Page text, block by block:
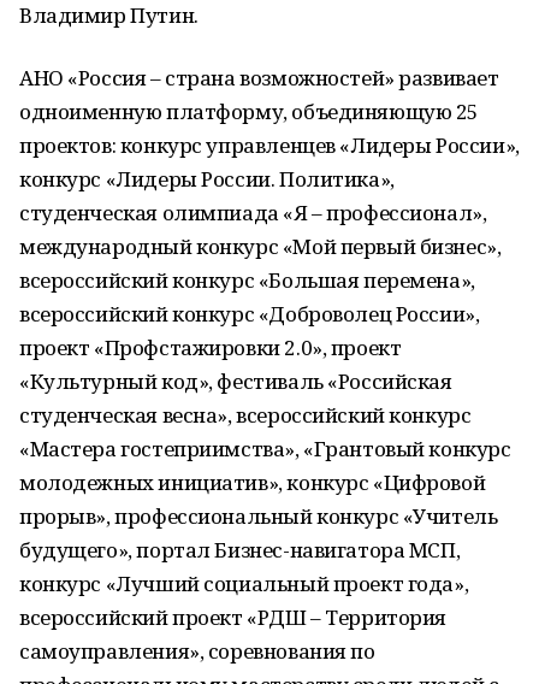
Владимир Путин.
АНО «Россия – страна возможностей» развивает
одноименную платформу, объединяющую 25
проектов: конкурс управленцев «Лидеры России»,
конкурс «Лидеры России. Политика»,
студенческая олимпиада «Я – профессионал»,
международный конкурс «Мой первый бизнес»,
всероссийский конкурс «Большая перемена»,
всероссийский конкурс «Доброволец России»,
проект «Профстажировки 2.0», проект
«Культурный код», фестиваль «Российская
студенческая весна», всероссийский конкурс
«Мастера гостеприимства», «Грантовый конкурс
молодежных инициатив», конкурс «Цифровой
прорыв», профессиональный конкурс «Учитель
будущего», портал Бизнес-навигатора МСП,
конкурс «Лучший социальный проект года»,
всероссийский проект «РДШ – Территория
самоуправления», соревнования по